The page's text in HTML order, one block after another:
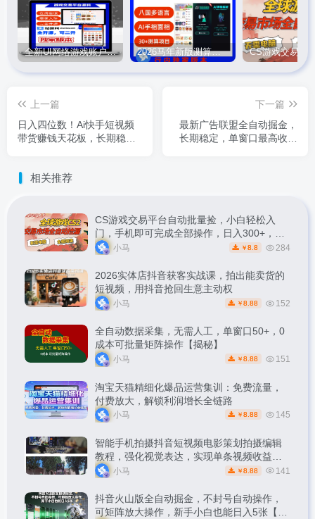
全新UI网络游戏账户交易平台系统 全开源版本 2026马年新版测算系统源码
上一篇
日入四位数！Ai快手短视频
带货赚钱天花板，长期稳
下一篇
最新广告联盟全自动掘金，
长期稳定，单窗口最高收益
相关推荐
CS游戏交易平台自动批量捡，小白轻松入
门，手机即可完成全部操作，日入300+，轻
松副业【揭秘】
小马 ￥ 8.8 284
2026实体店抖音获客实战课，拍出能卖货的
短视频，用抖音抢回生意主动权
小马 ￥ 8.88 152
全自动数据采集，无需人工，单窗口50+，0
成本可批量矩阵操作【揭秘】
小马 ￥ 8.88 151
淘宝天猫精细化爆品运营集训：免费流量，
付费放大，解锁利润增长全链路
小马 ￥ 8.88 145
智能手机拍摄抖音短视频电影策划拍摄编辑
教程，强化视觉表达，实现单条视频收益破
1k
小马 ￥ 8.88 141
抖音火山版全自动掘金，不封号自动操作，
可矩阵放大操作，新手小白也能日入5张【揭